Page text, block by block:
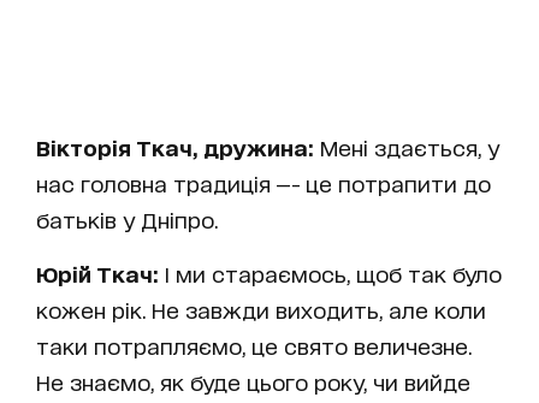
Вікторія Ткач, дружина: Мені здається, у
нас головна традиція —- це потрапити до
батьків у Дніпро.
Юрій Ткач: І ми стараємось, щоб так було
кожен рік. Не завжди виходить, але коли
таки потрапляємо, це свято величезне.
Не знаємо, як буде цього року, чи вийде